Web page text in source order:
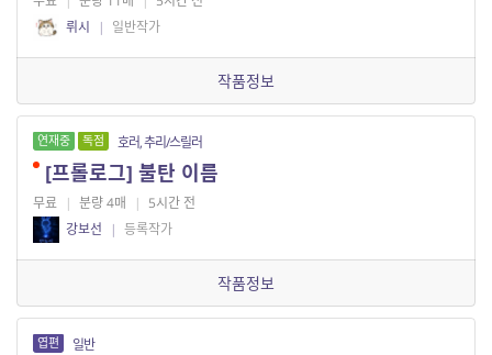
뤼시
| 일반작가
작품정보
연재중 독점 호러, 추리/스릴러
[프롤로그] 불탄 이름
무료 | 분량 4매 | 5시간 전
강보선
| 등록작가
작품정보
엽편 일반